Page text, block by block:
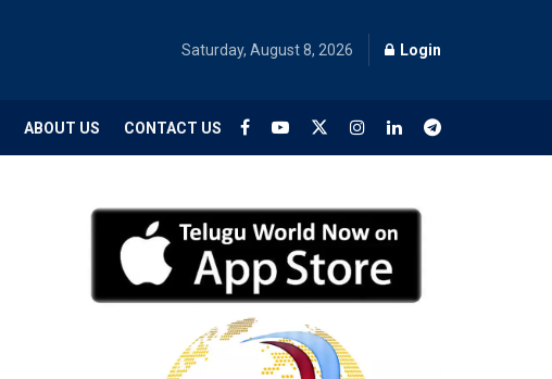
Saturday, August 8, 2026 Login
ABOUT US CONTACT US